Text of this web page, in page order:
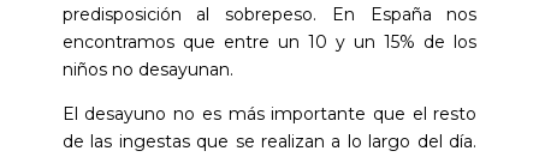
predisposición al sobrepeso. En España nos
encontramos que entre un 10 y un 15% de los
niños no desayunan.
El desayuno no es más importante que el resto
de las ingestas que se realizan a lo largo del día.